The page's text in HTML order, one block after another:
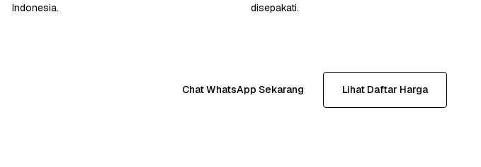
Indonesia.
disepakati.
Chat WhatsApp Sekarang Lihat Daftar Harga